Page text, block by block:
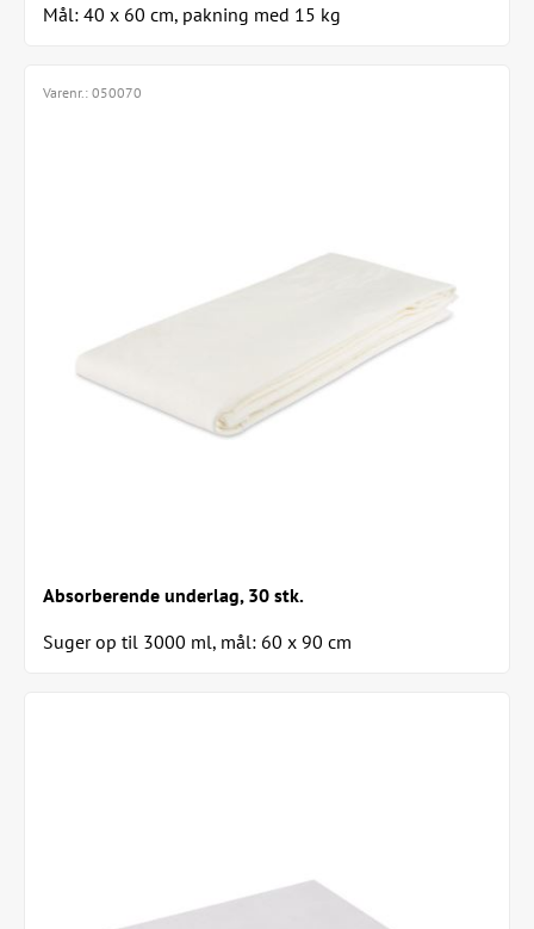
Mål: 40 x 60 cm, pakning med 15 kg
Absorberende underlag, 30 stk.
Suger op til 3000 ml, mål: 60 x 90 cm
Varenr.: 050070